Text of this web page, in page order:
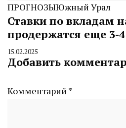
ПРОГНОЗЫЮжный Урал
Ставки по вкладам
продержатся еще 3-
By
CHELINDUSTRY
15.02.2025
Добавить
Комментарий *